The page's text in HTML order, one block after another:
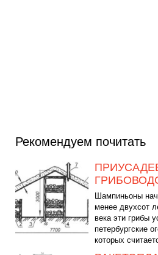
Рекомендуем почитать
Шампиньоны
менее двухсот
века эти грибы
петербургские
которых